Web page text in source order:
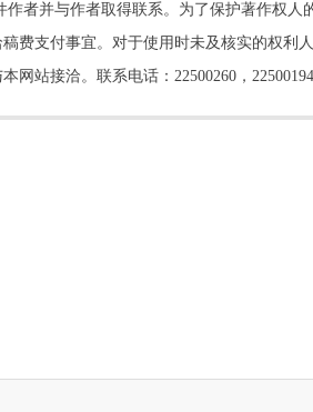
者并与作者取得联系。为了保护著作权
费支付事宜。对于使用时未及核实的权利
站接洽。联系电话：22500260，